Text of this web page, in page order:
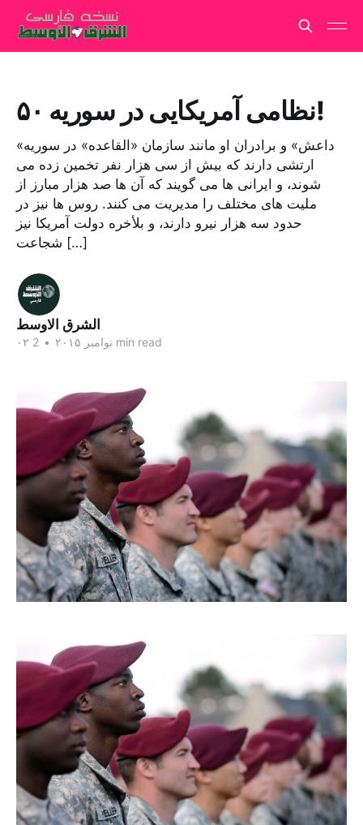
۵۰ نظامی آمریکایی در سوریه!
«داعش» و برادران او مانند سازمان «القاعده» در سوریه
ارتشی دارند که بیش از سی هزار نفر تخمین زده می
شوند، و ایرانی ها می گویند که آن ها صد هزار مبارز از
ملیت های مختلف را مدیریت می کنند. روس ها نیز در
حدود سه هزار نیرو دارند، و بلأخره دولت آمریکا نیز
شجاعت […]
الشرق الاوسط
۰۲ نوامبر ۲۰۱۵ • 2 min read